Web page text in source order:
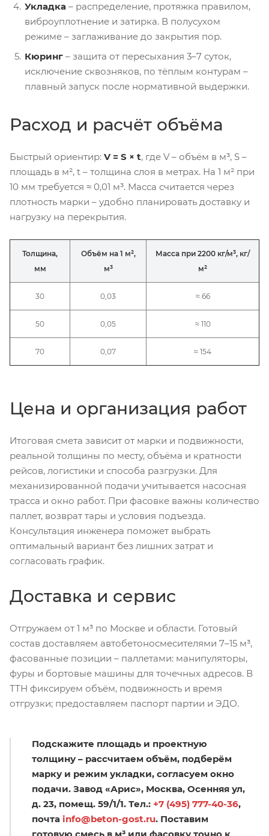
Укладка – распределение, протяжка правилом,
виброуплотнение и затирка. В полусухом
режиме – заглаживание до закрытия пор.
Кюринг – защита от пересыхания 3–7 суток,
исключение сквозняков, по тёплым контурам –
плавный запуск после нормативной выдержки.
Расход и расчёт объёма
Быстрый ориентир: V = S × t, где V – объём в м³, S –
площадь в м², t – толщина слоя в метрах. На 1 м² при
10 мм требуется ≈ 0,01 м³. Масса считается через
плотность марки – удобно планировать доставку и
нагрузку на перекрытия.
Толщина,
мм
Объём на 1 м²,
м³
Масса при 2200 кг/м³, кг/
м²
30 0,03 ≈ 66
50 0,05 ≈ 110
70 0,07 ≈ 154
Цена и организация работ
Итоговая смета зависит от марки и подвижности,
реальной толщины по месту, объёма и кратности
рейсов, логистики и способа разгрузки. Для
механизированной подачи учитывается насосная
трасса и окно работ. При фасовке важны количество
паллет, возврат тары и условия подъезда.
Консультация инженера поможет выбрать
оптимальный вариант без лишних затрат и
согласовать график.
Доставка и сервис
Отгружаем от 1 м³ по Москве и области. Готовый
состав доставляем автобетоносмесителями 7–15 м³,
фасованные позиции – паллетами: манипуляторы,
фуры и бортовые машины для точечных адресов. В
ТТН фиксируем объём, подвижность и время
отгрузки; предоставляем паспорт партии и ЭДО.
Подскажите площадь и проектную
толщину – рассчитаем объём, подберём
марку и режим укладки, согласуем окно
подачи. Завод «Арис», Москва, Осенняя ул,
д. 23, помещ. 59/1/1. Тел.: +7 (495) 777-40-36,
почта info@beton-gost.ru. Поставим